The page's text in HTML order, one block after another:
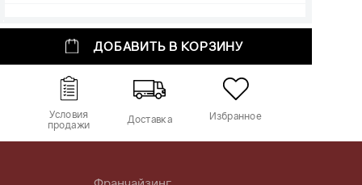
ДОБАВИТЬ В КОРЗИНУ
Условия
продажи
Доставка Избранное